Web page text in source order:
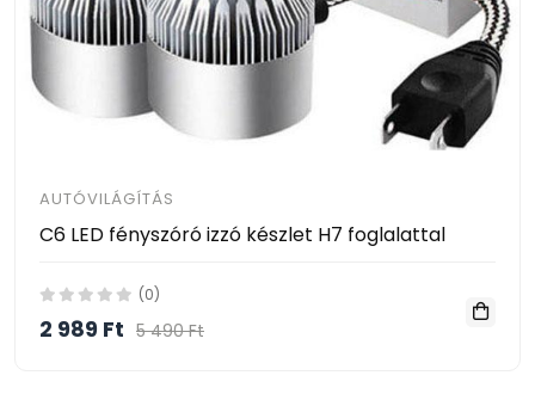
AUTÓVILÁGÍTÁS
C6 LED fényszóró izzó készlet H7 foglalattal
(0)
2 989 Ft 5 490 Ft